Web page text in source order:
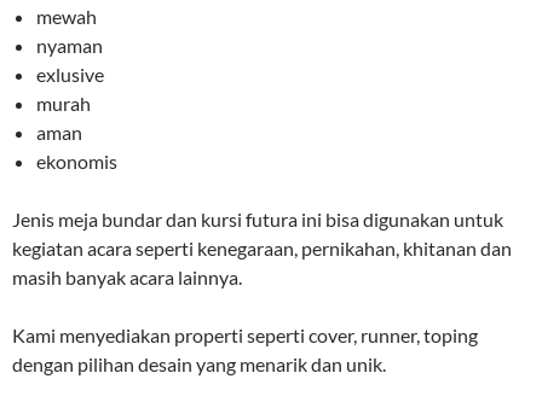
mewah
nyaman
exlusive
murah
aman
ekonomis
Jenis meja bundar dan kursi futura ini bisa digunakan untuk
kegiatan acara seperti kenegaraan, pernikahan, khitanan dan
masih banyak acara lainnya.
Kami menyediakan properti seperti cover, runner, toping
dengan pilihan desain yang menarik dan unik.